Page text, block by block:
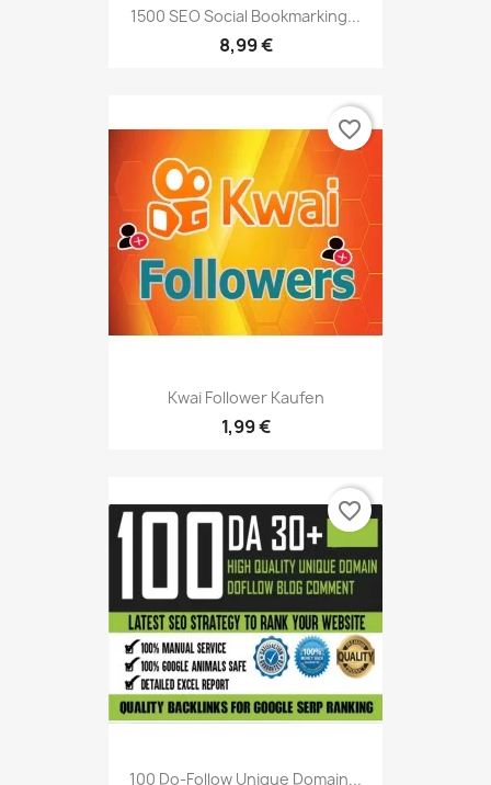
1500 SEO Social Bookmarking...
8,99 €
Kwai Follower Kaufen
1,99 €
favorite_border
100 Do-Follow Unique Domain...
favorite_border